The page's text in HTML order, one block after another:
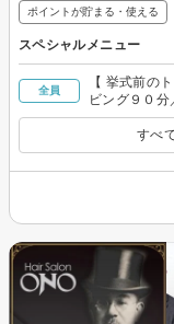
ポイントが貯まる・使える
スペシャルメニュー
全員
【 挙式前の
ビング９０
すべ